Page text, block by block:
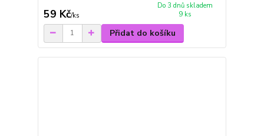
59 Kč/ks
Do 3 dnů skladem
9 ks
Přidat do košíku